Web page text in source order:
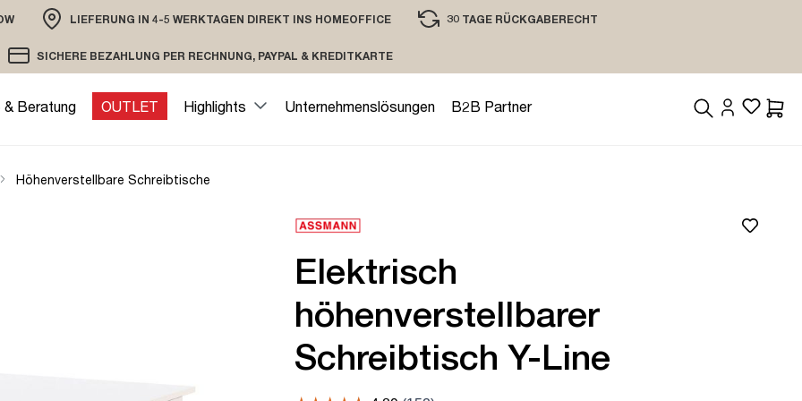
LIEFERUNG IN 4-5 WERKTAGEN DIREKT INS HOMEOFFICE
VERSAND PER DHL ODER SPEDITION
30 TAGE RÜCKGABERECHT
SICHERE BEZAHLUNG PER RECHNUNG, PAYPAL & KREDITKARTE
VERSCHLÜSSELTE ÜBERTRAGUNG
& Beratung OUTLET Highlights Unternehmenslösungen
B2B Partner
Höhenverstellbare Schreibtische
Elektrisch
höhenverstellbarer
Schreibtisch Y-Line